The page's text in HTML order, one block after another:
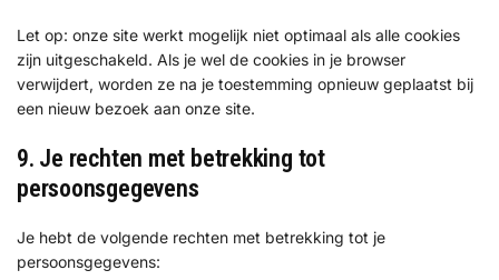
Let op: onze site werkt mogelijk niet optimaal als alle cookies
zijn uitgeschakeld. Als je wel de cookies in je browser
verwijdert, worden ze na je toestemming opnieuw geplaatst bij
een nieuw bezoek aan onze site.
9. Je rechten met betrekking tot
persoonsgegevens
Je hebt de volgende rechten met betrekking tot je
persoonsgegevens: